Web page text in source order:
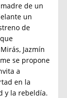
de un
un
de
Jazmín
se propone
a
en la
y la rebeldía.